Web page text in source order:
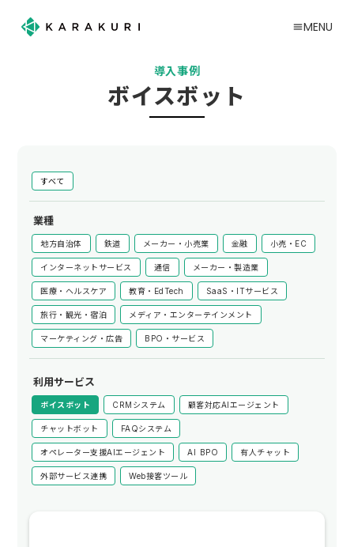
menuMENU
導入事例
ボイスボット
すべて
業種
地方自治体 鉄道 メーカー・小売業 金融 小売・EC
インターネットサービス 通信 メーカー・製造業
医療・ヘルスケア 教育・EdTech SaaS・ITサービス
旅行・観光・宿泊 メディア・エンターテインメント
マーケティング・広告 BPO・サービス
利用サービス
ボイスボット CRMシステム 顧客対応AIエージェント
チャットボット FAQシステム
オペレーター支援AIエージェント AI BPO 有人チャット
外部サービス連携 Web接客ツール